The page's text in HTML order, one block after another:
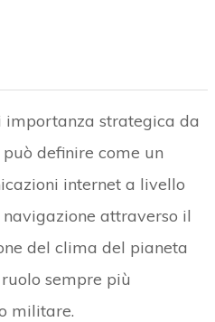
importanza strategica da
definire come un
internet a livello
attraverso il
del clima del pianeta
sempre più
militare.